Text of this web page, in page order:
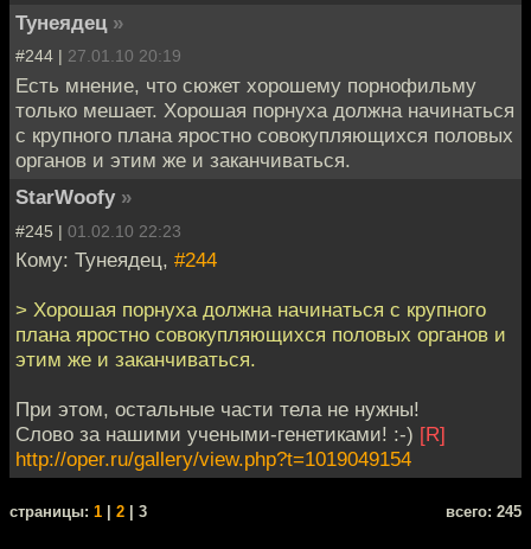
Тунеядец »
#244 | 27.01.10 20:19
Есть мнение, что сюжет хорошему порнофильму
только мешает. Хорошая порнуха должна начинаться
с крупного плана яростно совокупляющихся половых
органов и этим же и заканчиваться.
StarWoofy »
#245 | 01.02.10 22:23
Кому: Тунеядец, #244
> Хорошая порнуха должна начинаться с крупного
плана яростно совокупляющихся половых органов и
этим же и заканчиваться.
При этом, остальные части тела не нужны!
Слово за нашими учеными-генетиками! :-) [R]
http://oper.ru/gallery/view.php?t=1019049154
cтраницы: 1 2 | 3 всего: 245